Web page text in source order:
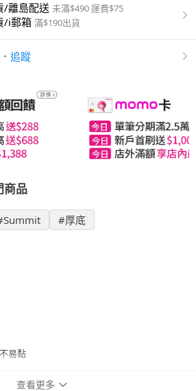
/離島配送 未滿$490 運費$75
/i郵箱 滿$190出貨
． 追蹤
商品
#厚底
易黏
查看更多